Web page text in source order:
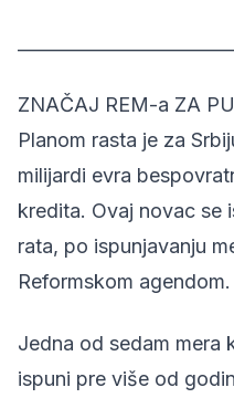
ZNAČAJ REM-a ZA
Planom rasta je za
milijardi evra
kredita. Ovaj novac se
rata, po ispunjavanju
Reformskom agendom.
Jedna od sedam mera
ispuni pre više od